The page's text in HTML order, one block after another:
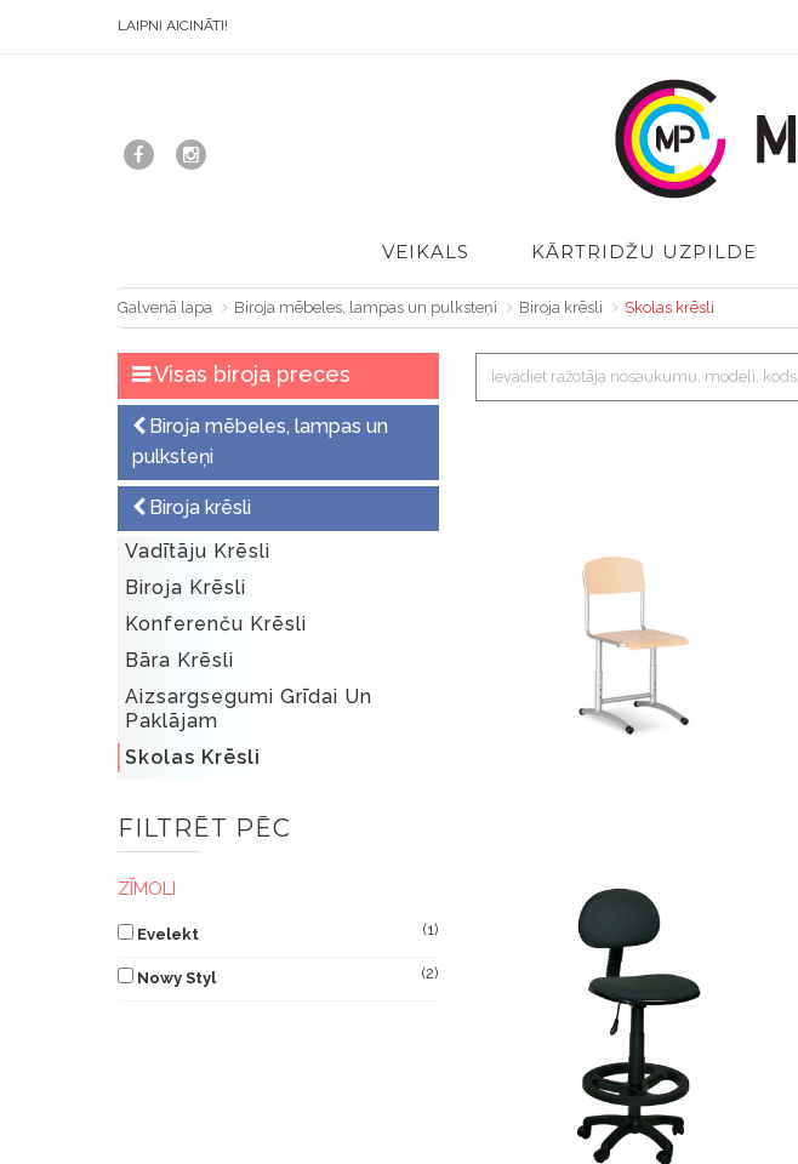
LAIPNI AICINĀTI!
VEIKALS KĀRTRIDŽU UZPILDE
Galvenā lapa Biroja mēbeles, lampas un pulksteņi Biroja krēsli Skolas krēsli
Visas biroja preces
Biroja mēbeles, lampas un
pulksteņi
Biroja krēsli
Vadītāju Krēsli
Biroja Krēsli
Konferenču Krēsli
Bāra Krēsli
Aizsargsegumi Grīdai Un
Paklājam
Skolas Krēsli
FILTRĒT PĒC
ZĪMOLI
Evelekt (1)
Nowy Styl (2)